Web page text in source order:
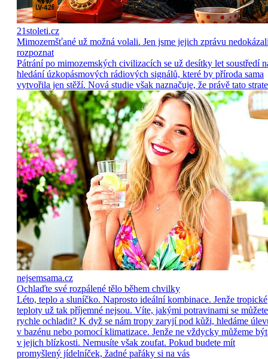
21stoleti.cz
Mimozemšťané už možná volali. Jen jsme jejich zprávu
rozpoznat
Pátrání po mimozemských civilizacích se už desítky let soustředí
hledání úzkopásmových rádiových signálů, které by příroda sama
vytvořila jen stěží. Nová studie však naznačuje, že právě tato strate
nejsemsama.cz
Ochlaďte své rozpálené tělo během chvilky
Léto, teplo a sluníčko. Naprosto ideální kombinace. Jenže tropické
teploty už tak příjemné nejsou. Víte, jakými potravinami se můžete
rychle ochladit? K dyž se nám tropy zaryjí pod kůži, hledáme
v bazénu nebo pomocí klimatizace. Jenže ne vždycky můžeme být
v jejich blízkosti. Nemusíte však zoufat. Pokud budete mít
promyšlený jídelníček, žadné pařáky si na vás